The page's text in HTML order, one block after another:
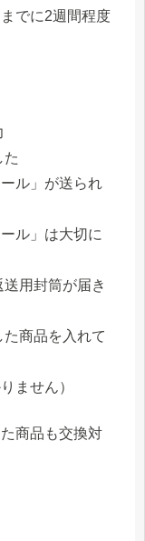
でに2週間程度
ル」が送られ
ル」は大切に
用封筒が届き
商品を入れて
ません）
商品も交換対